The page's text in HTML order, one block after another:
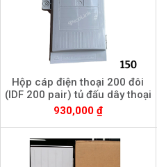
Hộp cáp điện thoại 200 đôi
(IDF 200 pair) tủ đấu dây thoại
930,000 ₫